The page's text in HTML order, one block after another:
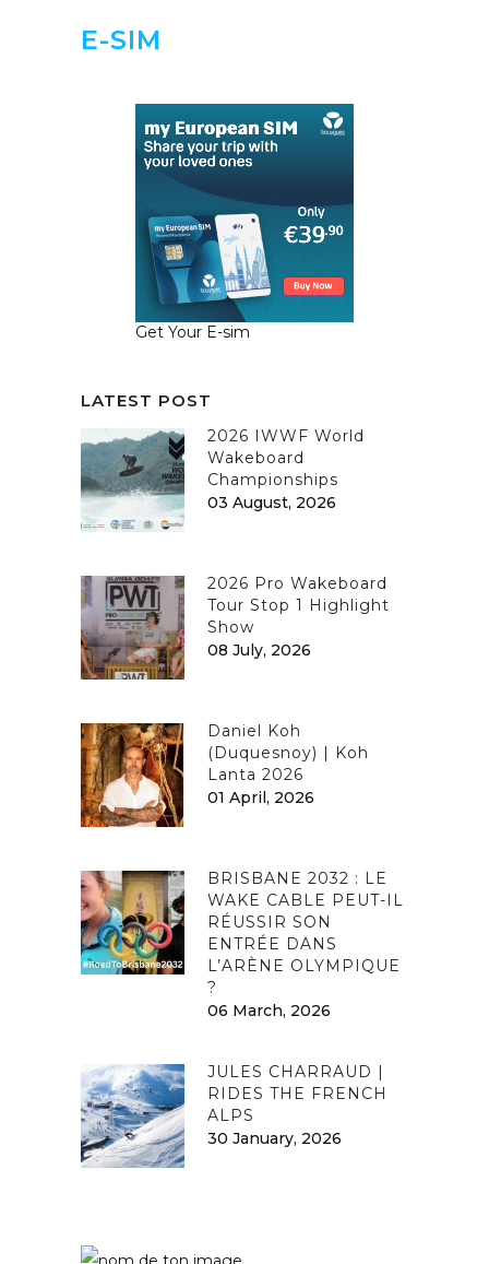
E-SIM
Get Your E-sim
LATEST POST
2026 IWWF World
Wakeboard
Championships
03 August, 2026
2026 Pro Wakeboard
Tour Stop 1 Highlight
Show
08 July, 2026
Daniel Koh
(Duquesnoy) | Koh
Lanta 2026
01 April, 2026
BRISBANE 2032 : LE
WAKE CABLE PEUT-IL
RÉUSSIR SON
ENTRÉE DANS
L’ARÈNE OLYMPIQUE
?
06 March, 2026
JULES CHARRAUD |
RIDES THE FRENCH
ALPS
30 January, 2026